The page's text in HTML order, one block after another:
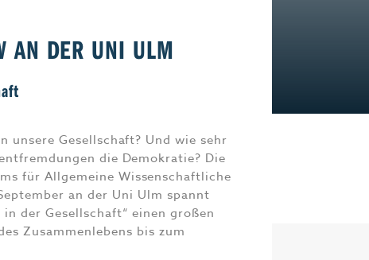
AN DER UNI ULM
unsere Gesellschaft? Und wie sehr
die Demokratie? Die
für Allgemeine Wissenschaftliche
an der Uni Ulm spannt
der Gesellschaft“ einen großen
Zusammenlebens bis zum